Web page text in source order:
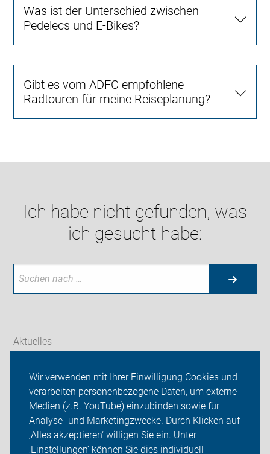
Wir verwenden mit Ihrer Einwilligung Cookies und
verarbeiten personenbezogene Daten, um externe
Medien (z.B. YouTube) einzubinden sowie für
Analyse- und Marketingzwecke. Durch Klicken auf
‚Alles akzeptieren‘ willigen Sie ein. Unter
‚Einstellungen‘ können Sie dies individuell
Was ist der Unterschied zwischen
Pedelecs und E-Bikes?
Gibt es vom ADFC empfohlene
Radtouren für meine Reiseplanung?
Ich habe nicht gefunden, was
ich gesucht habe:
Aktuelles
Radtouren
ADFC Lünen
Sei dabei